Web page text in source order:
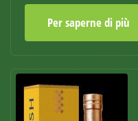
Per saperne di più